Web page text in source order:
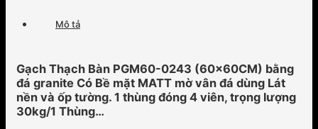
Mô tả
Gạch Thạch Bàn PGM60-0243 (60x60CM) bằng
đá granite Có Bề mặt MATT mờ vân đá dùng Lát
nền và ốp tường. 1 thùng đóng 4 viên, trọng lượng
30kg/1 Thùng…